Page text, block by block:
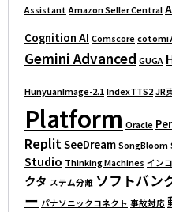
Assistant Amazon Seller Central
Cognition AI Comscore cotomi
Gemini Advanced GUGA
HunyuanImage-2.1 IndexTTS2 JR
Platform Oracle
Replit SeeDream SongBloom
Studio Thinking Machines イン
クタ ステム分離 ソフトバン
ー パナソニックコネクト 事故対応